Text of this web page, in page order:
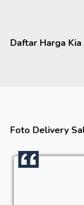
Daftar Harga Kia
Foto Delivery